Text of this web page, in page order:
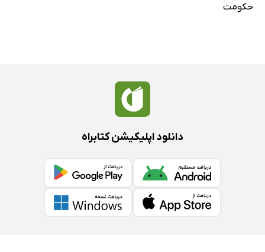
حکومت
دانلود اپلیکیشن کتابراه